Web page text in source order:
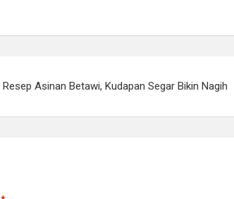
Resep Asinan Betawi, Kudapan Segar Bikin Nagih